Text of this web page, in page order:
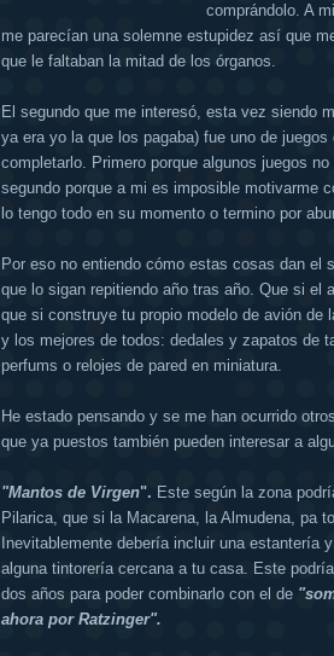
comprándolo. A
me parecían una solemne estupidez así que
que le faltaban la mitad de los órganos.
El segundo que me interesó, esta vez siendo
ya era yo la que los pagaba) fue uno de
completarlo. Primero porque algunos juegos
segundo porque a mi es imposible motivarme
lo tengo todo en su momento o termino por
Por eso no entiendo cómo estas cosas dan el
que lo sigan repitiendo año tras año. Que si el
que si construye tu propio modelo de avión de
y los mejores de todos: dedales y zapatos de
perfums o relojes de pared en miniatura.
He estado pensando y se me han ocurrido
que ya puestos también pueden interesar a
"Mantos de Virgen". Este según la zona
Pilarica, que si la Macarena, la Almudena, pa
Inevitablemente debería incluir una estantería
alguna tintorería cercana a tu casa. Este
dos años para poder combinarlo con el de
ahora por Ratzinger".